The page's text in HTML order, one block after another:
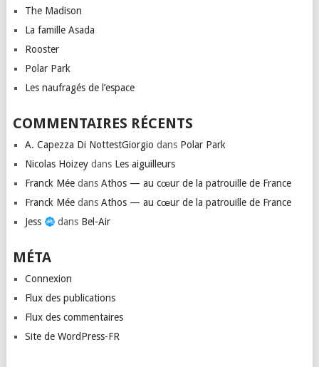
The Madison
La famille Asada
Rooster
Polar Park
Les naufragés de l’espace
COMMENTAIRES RÉCENTS
A. Capezza Di NottestGiorgio dans Polar Park
Nicolas Hoizeydans Les aiguilleurs
Franck Méedans Athos — au cœur de la patrouille de France
Franck Méedans Athos — au cœur de la patrouille de France
Jess
dans Bel-Air
MÉTA
Connexion
Flux des publications
Flux des commentaires
Site de WordPress-FR